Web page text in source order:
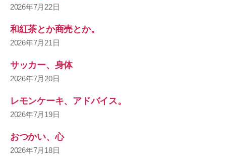
2026年7月22日
和紅茶とか商売とか。
2026年7月21日
サッカー、身体
2026年7月20日
レモンケーキ、アドバイス。
2026年7月19日
おつかい、心
2026年7月18日